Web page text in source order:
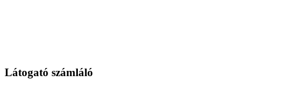
Látogató számláló